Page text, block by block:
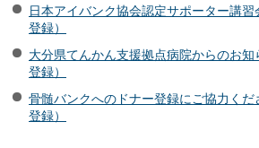
日本アイバンク協会認定サポーター講
登録）
大分県てんかん支援拠点病院からのお
登録）
骨髄バンクへのドナー登録にご協力く
登録）